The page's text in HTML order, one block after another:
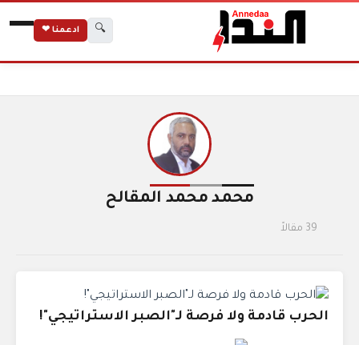
🔍 ادعمنا ❤
محمد محمد المقالح
39 مقالاً
الحرب قادمة ولا فرصة لـ"الصبر الاستراتيجي"!